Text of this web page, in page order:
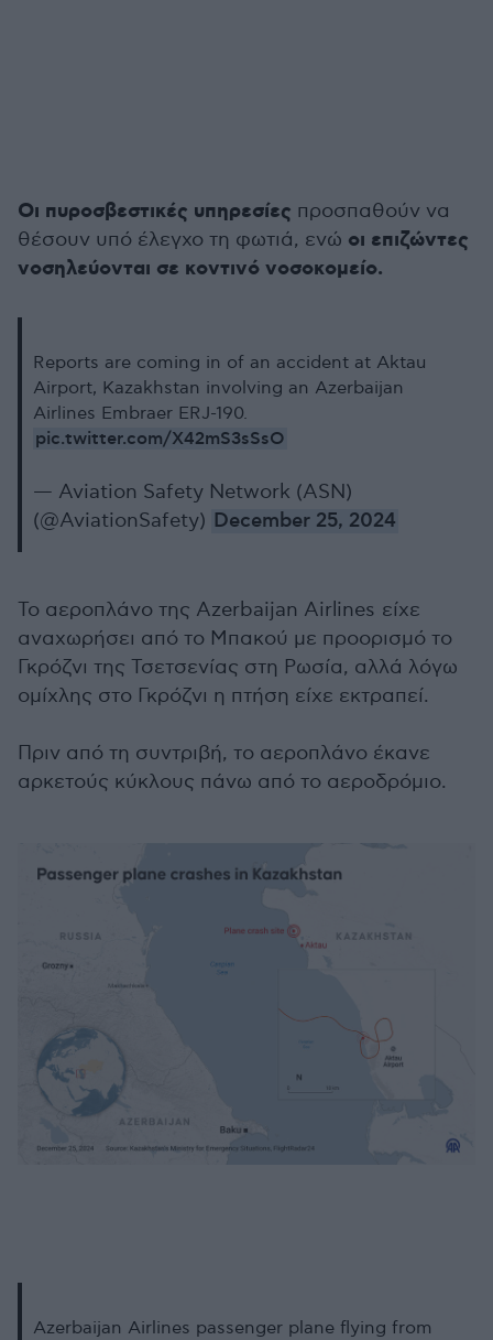
Οι πυροσβεστικές υπηρεσίες προσπαθούν να
θέσουν υπό έλεγχο τη φωτιά, ενώ οι επιζώντες
νοσηλεύονται σε κοντινό νοσοκομείο.
Reports are coming in of an accident at Aktau
Airport, Kazakhstan involving an Azerbaijan
Airlines Embraer ERJ-190.
pic.twitter.com/X42mS3sSsO
— Aviation Safety Network (ASN)
(@AviationSafety) December 25, 2024
Το αεροπλάνο της Azerbaijan Airlines είχε
αναχωρήσει από το Μπακού με προορισμό το
Γκρόζνι της Τσετσενίας στη Ρωσία, αλλά λόγω
ομίχλης στο Γκρόζνι η πτήση είχε εκτραπεί.
Πριν από τη συντριβή, το αεροπλάνο έκανε
αρκετούς κύκλους πάνω από το αεροδρόμιο.
Azerbaijan Airlines passenger plane flying from